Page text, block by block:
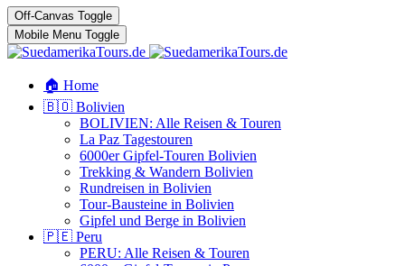
Off-Canvas Toggle
Mobile Menu Toggle
🏠 Home
🇧🇴 Bolivien
BOLIVIEN: Alle Reisen & Touren
La Paz Tagestouren
6000er Gipfel-Touren Bolivien
Trekking & Wandern Bolivien
Rundreisen in Bolivien
Tour-Bausteine in Bolivien
Gipfel und Berge in Bolivien
🇵🇪 Peru
PERU: Alle Reisen & Touren